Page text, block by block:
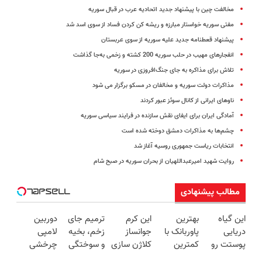
مخالفت چین با پیشنهاد جدید اتحادیه عرب در قبال سوریه
مفتی سوریه خواستار مبارزه و ریشه کن کردن فساد از سوی اسد شد
پیشنهاد قعطنامه جدید علیه سوریه از سوی عربستان
انفجارهای مهیب در حلب سوریه 200 کشته و زخمی به‌جا گذاشت
تلاش برای مذاکره به جای جنگ‌افروزی در سوریه
مذاکرات دولت سوریه و مخالفان در مسکو برگزار می شود
ناوهای ایرانی از کانال سوئز عبور کردند
آمادگی ایران برای ایفای نقش سازنده در فرایند سیاسی سوریه
چشم‌ها به مذاکرات دمشق دوخته شده است
انتخابات ریاست جمهوری روسیه آغاز شد
روایت شهید امیرعبداللهیان از بحران سوریه در صبح شام
مطالب پیشنهادی
این گیاه
دریایی
پوستت رو
بهترین
پاوربانک با
کمترین
این کرم
جوانساز
کلاژن سازی
ترمیم جای
زخم، بخیه
و سوختگی
دوربین
لامپی
چرخشی